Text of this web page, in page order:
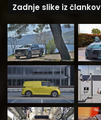
Zadnje slike iz člankov